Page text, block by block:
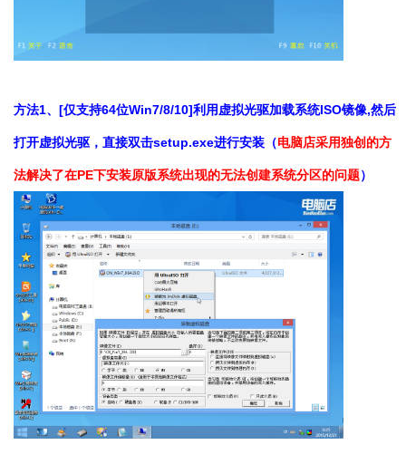
方法1、[仅支持64位Win7/8/10]利用虚拟光驱加载系统ISO镜像,然后
打开虚拟光驱，直接双击setup.exe进行安装（电脑店采用独创的方
法解决了在PE下安装原版系统出现的无法创建系统分区的问题）